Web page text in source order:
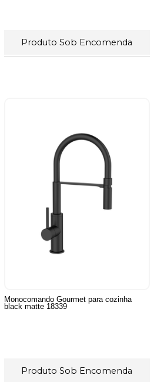
Produto Sob Encomenda
Monocomando Gourmet para cozinha
black matte 18339
Produto Sob Encomenda